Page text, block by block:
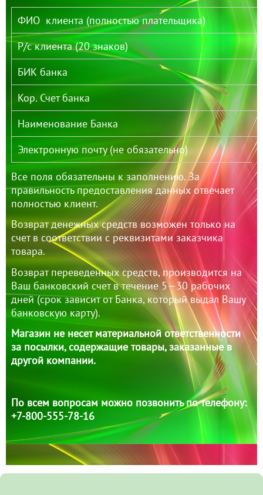
ФИО клиента (полностью плательщика)
Р/с клиента (20 знаков)
БИК банка
Кор. Счет банка
Наименование Банка
Электронную почту (не обязательно)
Все поля обязательны к заполнению. За
правильность предоставления данных отвечает
полностью клиент.
Возврат денежных средств возможен только на
счет в соответствии с реквизитами заказчика
товара.
Возврат переведенных средств, производится на
Ваш банковский счет в течение 5—30 рабочих
дней (срок зависит от Банка, который выдал Вашу
банковскую карту).
Магазин не несет материальной ответственности
за посылки, содержащие товары, заказанные в
другой компании.
По всем вопросам можно позвонить по телефону:
+7-800-555-78-16